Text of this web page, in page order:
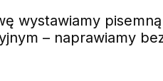
wystawiamy
– naprawiamy